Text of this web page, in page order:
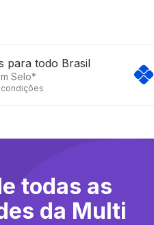
para todo Brasil
Selo*
todas as
da Multi